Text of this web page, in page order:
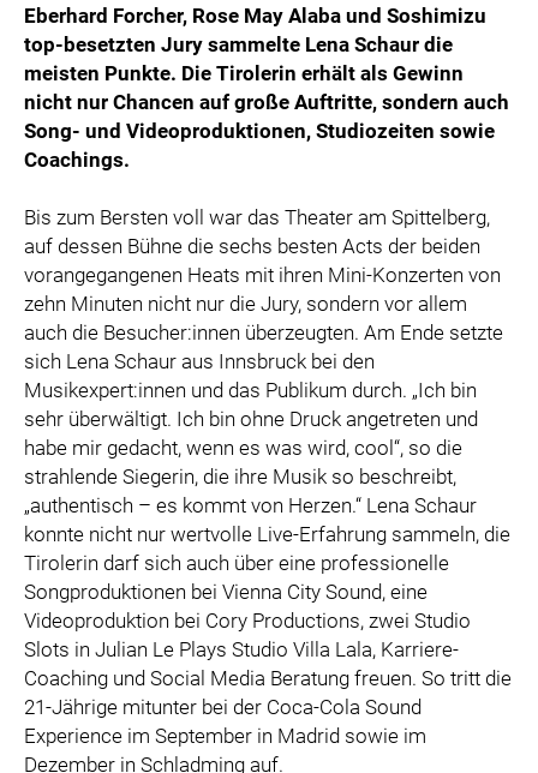
Eberhard Forcher, Rose May Alaba und Soshimizu
top-besetzten Jury sammelte Lena Schaur die
meisten Punkte. Die Tirolerin erhält als Gewinn
nicht nur Chancen auf große Auftritte, sondern auch
Song- und Videoproduktionen, Studiozeiten sowie
Coachings.
Bis zum Bersten voll war das Theater am Spittelberg,
auf dessen Bühne die sechs besten Acts der beiden
vorangegangenen Heats mit ihren Mini-Konzerten von
zehn Minuten nicht nur die Jury, sondern vor allem
auch die Besucher:innen überzeugten. Am Ende setzte
sich Lena Schaur aus Innsbruck bei den
Musikexpert:innen und das Publikum durch. „Ich bin
sehr überwältigt. Ich bin ohne Druck angetreten und
habe mir gedacht, wenn es was wird, cool“, so die
strahlende Siegerin, die ihre Musik so beschreibt,
„authentisch – es kommt von Herzen.“ Lena Schaur
konnte nicht nur wertvolle Live-Erfahrung sammeln, die
Tirolerin darf sich auch über eine professionelle
Songproduktionen bei Vienna City Sound, eine
Videoproduktion bei Cory Productions, zwei Studio
Slots in Julian Le Plays Studio Villa Lala, Karriere-
Coaching und Social Media Beratung freuen. So tritt die
21-Jährige mitunter bei der Coca-Cola Sound
Experience im September in Madrid sowie im
Dezember in Schladming auf.